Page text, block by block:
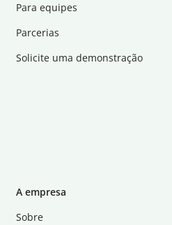
Para equipes
Parcerias
Solicite uma demonstração
A empresa
Sobre